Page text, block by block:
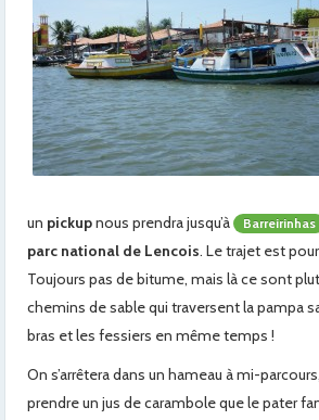
un pickupnous prendra jusqu’à Barreirinhas
parc national de Lencois. Le trajet est
Toujours pas de bitume, mais là ce sont
chemins de sable qui traversent la pampa
bras et les fessiers en même temps !
On s’arrêtera dans un hameau à mi-
prendre un jus de carambole que le pater